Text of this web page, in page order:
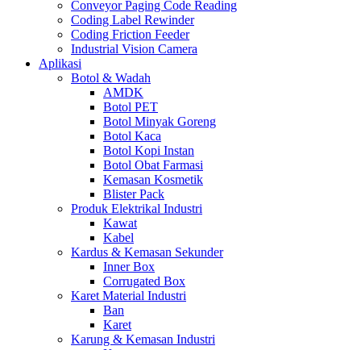
Conveyor Paging Code Reading
Coding Label Rewinder
Coding Friction Feeder
Industrial Vision Camera
Aplikasi
Botol & Wadah
AMDK
Botol PET
Botol Minyak Goreng
Botol Kaca
Botol Kopi Instan
Botol Obat Farmasi
Kemasan Kosmetik
Blister Pack
Produk Elektrikal Industri
Kawat
Kabel
Kardus & Kemasan Sekunder
Inner Box
Corrugated Box
Karet Material Industri
Ban
Karet
Karung & Kemasan Industri